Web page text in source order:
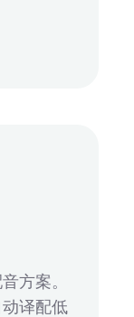
方案。
译配低